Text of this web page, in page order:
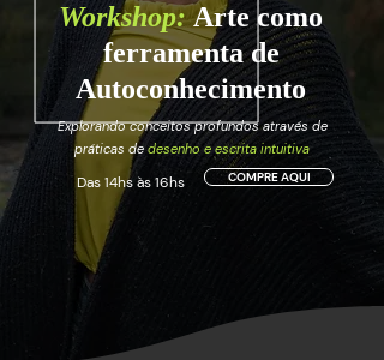
Workshop:Arte como
ferramenta de
Autoconhecimento
Explorando conceitos profundos através de
práticas dedesenho e escrita intuitiva
Das 14hs às 16hs COMPRE AQUI